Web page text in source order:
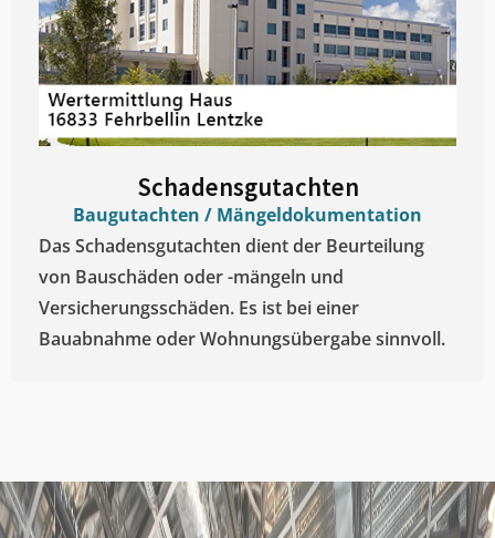
Schadensgutachten
Baugutachten / Mängeldokumentation
Das Schadensgutachten dient der Beurteilung
von Bauschäden oder -mängeln und
Versicherungsschäden. Es ist bei einer
Bauabnahme oder Wohnungsübergabe sinnvoll.